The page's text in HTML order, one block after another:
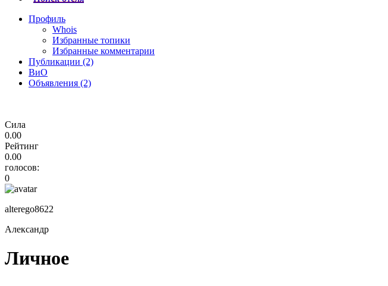
Профиль
Whois
Избранные топики
Избранные комментарии
Публикации (2)
ВиО
Объявления (2)
Сила
0.00
Рейтинг
0.00
голосов:
0
alterego8622
Александр
Личное